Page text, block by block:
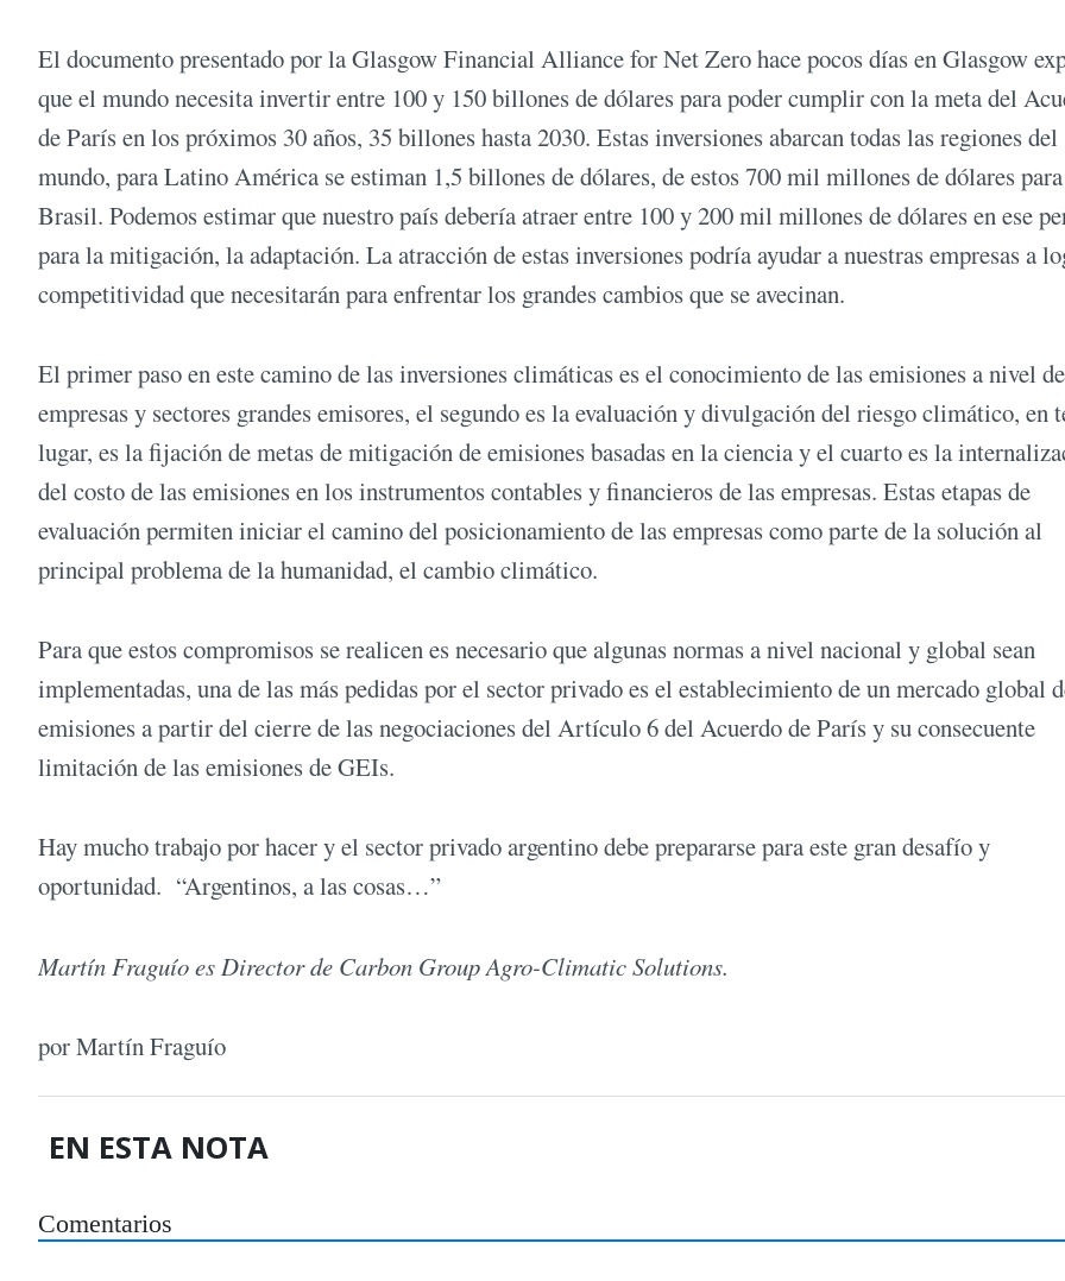
El documento presentado por la Glasgow Financial Alliance for Net Zero hace pocos días en Glasgow
que el mundo necesita invertir entre 100 y 150 billones de dólares para poder cumplir con la meta del
de París en los próximos 30 años, 35 billones hasta 2030. Estas inversiones abarcan todas las regiones del
mundo, para Latino América se estiman 1,5 billones de dólares, de estos 700 mil millones de dólares para
Brasil. Podemos estimar que nuestro país debería atraer entre 100 y 200 mil millones de dólares en ese
para la mitigación, la adaptación. La atracción de estas inversiones podría ayudar a nuestras empresas a
competitividad que necesitarán para enfrentar los grandes cambios que se avecinan.
El primer paso en este camino de las inversiones climáticas es el conocimiento de las emisiones a nivel de
empresas y sectores grandes emisores, el segundo es la evaluación y divulgación del riesgo climático, en
lugar, es la fijación de metas de mitigación de emisiones basadas en la ciencia y el cuarto es la
del costo de las emisiones en los instrumentos contables y financieros de las empresas. Estas etapas de
evaluación permiten iniciar el camino del posicionamiento de las empresas como parte de la solución al
principal problema de la humanidad, el cambio climático.
Para que estos compromisos se realicen es necesario que algunas normas a nivel nacional y global sean
implementadas, una de las más pedidas por el sector privado es el establecimiento de un mercado global
emisiones a partir del cierre de las negociaciones del Artículo 6 del Acuerdo de París y su consecuente
limitación de las emisiones de GEIs.
Hay mucho trabajo por hacer y el sector privado argentino debe prepararse para este gran desafío y
oportunidad. “Argentinos, a las cosas…”
Martín Fraguío es Director de Carbon Group Agro-Climatic Solutions.
por Martín Fraguío
EN ESTA NOTA
Comentarios